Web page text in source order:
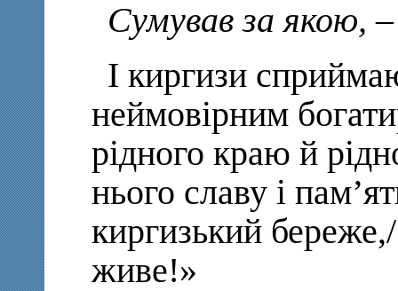
Сумував за якою,
І киргизи
неймовірним
рідного краю й
нього славу і
киргизький
живе!»